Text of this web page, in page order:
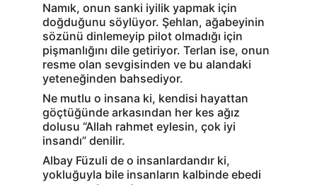
Namık, onun sanki iyilik yapmak için
doğduğunu söylüyor. Şehlan, ağabeyinin
sözünü dinlemeyip pilot olmadığı için
pişmanlığını dile getiriyor. Terlan ise, onun
resme olan sevgisinden ve bu alandaki
yeteneğinden bahsediyor.
Ne mutlu o insana ki, kendisi hayattan
göçtüğünde arkasından her kes ağız
dolusu “Allah rahmet eylesin, çok iyi
insandı” denilir.
Albay Füzuli de o insanlardandır ki,
yokluğuyla bile insanların kalbinde ebedi